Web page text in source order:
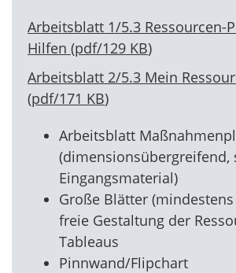
Arbeitsblatt 1/5.3 Ressourcen-
Hilfen (pdf/129 KB)
Arbeitsblatt 2/5.3 Mein
(pdf/171 KB)
Arbeitsblatt
(dimensionsübergreifend,
Eingangsmaterial)
Große Blätter
freie Gestaltung der
Tableaus
Pinnwand/Flipchart